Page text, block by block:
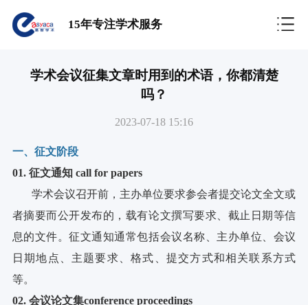
15年专注学术服务
学术会议征集文章时用到的术语，你都清楚
吗？
2023-07-18 15:16
一、征文阶段
01. 征文通知 call for papers
学术会议召开前，主办单位要求参会者提交论文全文或
者摘要而公开发布的，载有论文撰写要求、截止日期等信
息的文件。征文通知通常包括会议名称、主办单位、会议
日期地点、主题要求、格式、提交方式和相关联系方式
等。
02. 会议论文集conference proceedings